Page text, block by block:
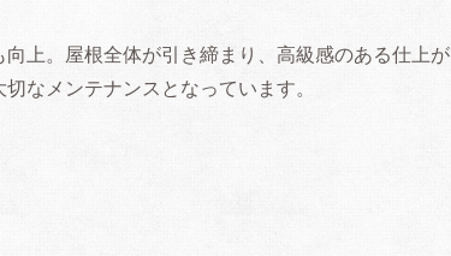
上。屋根全体が引き締まり、高級感のある仕上が
なメンテナンスとなっています。